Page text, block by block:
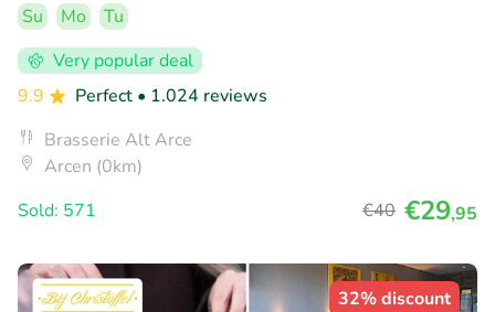
Su Mo
Tu
Very popular deal
9.9
Perfect • 1.024 reviews
Brasserie Alt Arce
Arcen (0km)
Sold: 571
€40 €29,95
32% discount